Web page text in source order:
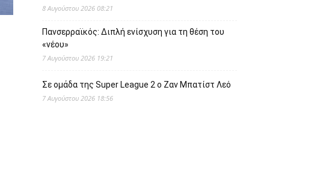
8 Αυγούστου 2026 08:21
Πανσερραϊκός: Διπλή ενίσχυση για τη θέση του
«νέου»
7 Αυγούστου 2026 19:21
Σε ομάδα της Super League 2 o Ζαν Μπατίστ Λεό
7 Αυγούστου 2026 18:56